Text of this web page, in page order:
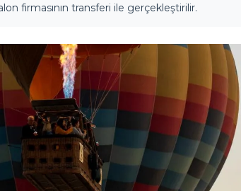
firmasının transferi ile gerçekleştirilir.